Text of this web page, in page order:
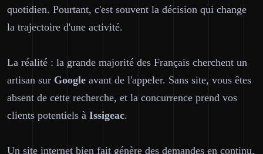
quotidien. Pourtant, c'est souvent la décision qui change
la trajectoire d'une activité.
La réalité : la grande majorité des Français cherchent un
artisan sur Google avant de l'appeler. Sans site, vous êtes
absent de cette recherche, et la concurrence prend vos
clients potentiels à Issigeac.
Un site internet bien fait génère des demandes en continu.